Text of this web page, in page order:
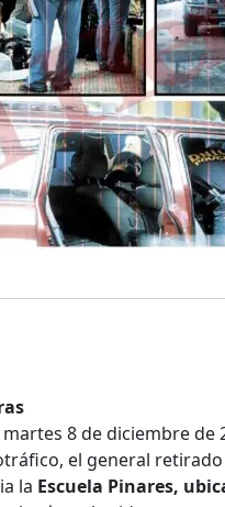
8 de diciembre
el general retirado
la Escuela Pinares,